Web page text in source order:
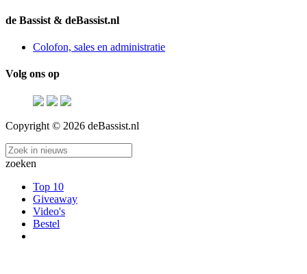
de Bassist & deBassist.nl
Colofon, sales en administratie
Volg ons op
Copyright © 2026 deBassist.nl
zoeken
Top 10
Giveaway
Video's
Bestel